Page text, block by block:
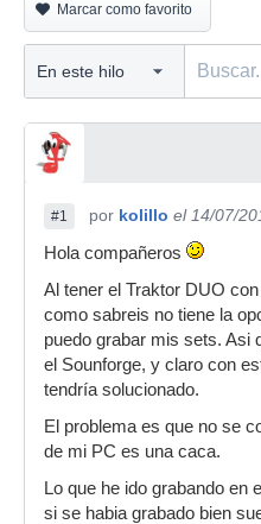
Marcar como favorito
#1 por kolillo el 14/07/
Hola compañeros
Al tener el Traktor DUO
como sabreis no tiene la
puedo grabar mis sets. Asi
el Sounforge, y claro con
tendría solucionado.
El problema es que no se
de mi PC es una caca.
Lo que he ido grabando en
si se habia grabado bien